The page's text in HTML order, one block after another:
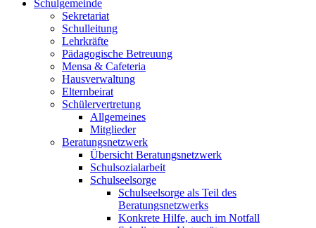
Schulgemeinde
Sekretariat
Schulleitung
Lehrkräfte
Pädagogische Betreuung
Mensa & Cafeteria
Hausverwaltung
Elternbeirat
Schülervertretung
Allgemeines
Mitglieder
Beratungsnetzwerk
Übersicht Beratungsnetzwerk
Schulsozialarbeit
Schulseelsorge
Schulseelsorge als Teil des
Beratungsnetzwerks
Konkrete Hilfe, auch im Notfall